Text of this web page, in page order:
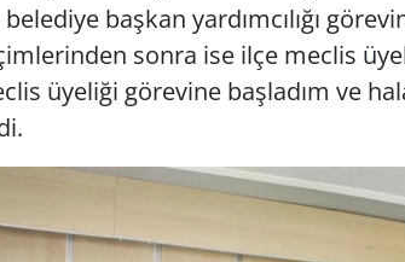
belediye başkan yardımcılığı
sonra ise ilçe meclis
üyeliği görevine başladım ve